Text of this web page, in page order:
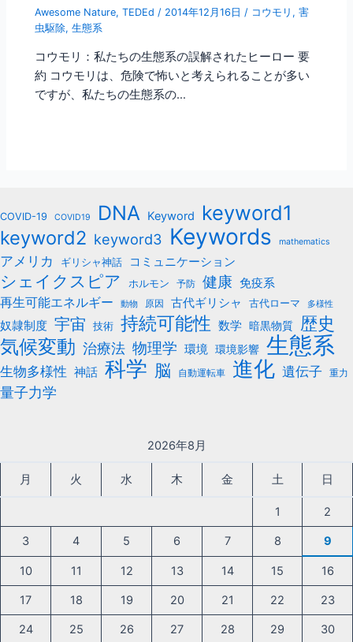
Awesome Nature,TEDEd / 2014年12月16日 / コウモリ ,害
虫駆除,生態系
コウモリ：私たちの生態系の誤解されたヒーロー 要
約 コウモリは、危険で怖いと考えられることが多い
ですが、私たちの生態系の…
COVID-19 COVID19 DNA Keyword keyword1
keyword2 keyword3 Keywords mathematics
アメリカ ギリシャ神話 コミュニケーション
シェイクスピア ホルモン 予防 健康 免疫系
再生可能エネルギー
動物 原因 古代ギリシャ 古代ローマ 多様性
奴隷制度 宇宙 技術 持続可能性 数学 暗黒物質 歴史
気候変動 治療法 物理学 環境 環境影響 生態系
生物多様性 神話 科学 脳 自動運転車 進化 遺伝子 重力
量子力学
2026年8月
月 火 水 木 金 土 日
1 2
3 4 5 6 7 8 9
10 11 12 13 14 15 16
17 18 19 20 21 22 23
24 25 26 27 28 29 30